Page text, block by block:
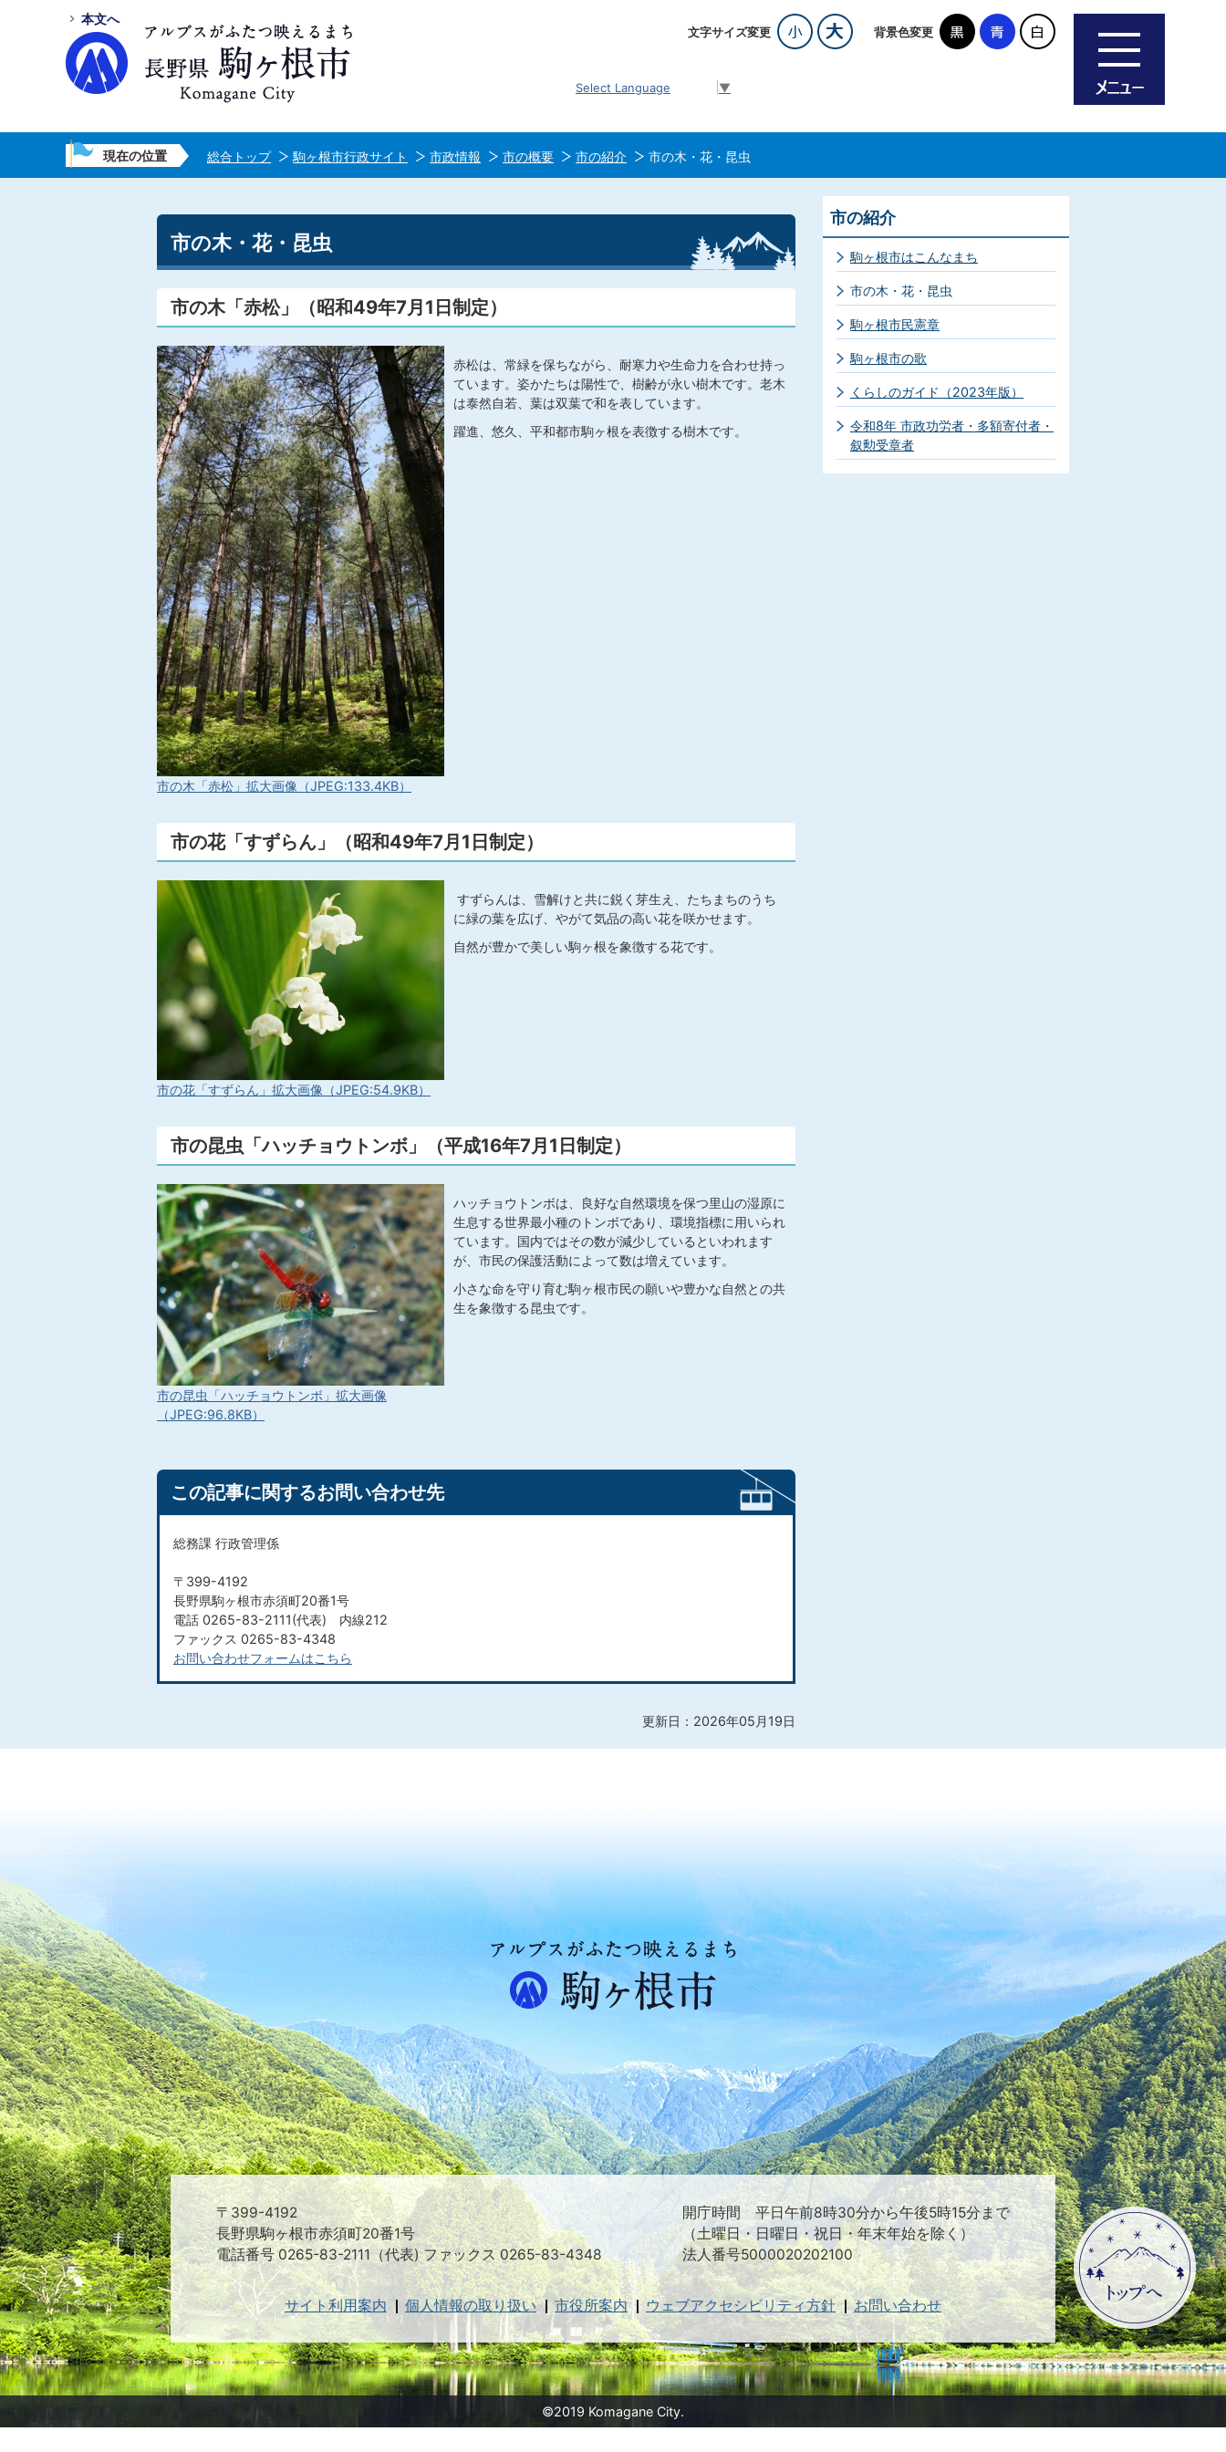
本文へ
文字サイズ変更 背景色変更
Select Language ▼
現在の位置 総合トップ 駒ヶ根市行政サイト 市政情報 市の概要 市の紹介 市の木・花・昆虫
市の木・花・昆虫
市の木「赤松」（昭和49年7月1日制定）
市の木「赤松」拡大画像（JPEG:133.4KB）
赤松は、常緑を保ちながら、耐寒力や生命力を合わせ持っ
ています。姿かたちは陽性で、樹齢が永い樹木です。老木
は泰然自若、葉は双葉で和を表しています。
躍進、悠久、平和都市駒ヶ根を表徴する樹木です。
市の花「すずらん」（昭和49年7月1日制定）
市の花「すずらん」拡大画像（JPEG:54.9KB）
すずらんは、雪解けと共に鋭く芽生え、たちまちのうち
に緑の葉を広げ、やがて気品の高い花を咲かせます。
自然が豊かで美しい駒ヶ根を象徴する花です。
市の昆虫「ハッチョウトンボ」（平成16年7月1日制定）
市の昆虫「ハッチョウトンボ」拡大画像
（JPEG:96.8KB）
ハッチョウトンボは、良好な自然環境を保つ里山の湿原に
生息する世界最小種のトンボであり、環境指標に用いられ
ています。国内ではその数が減少しているといわれます
が、市民の保護活動によって数は増えています。
小さな命を守り育む駒ヶ根市民の願いや豊かな自然との共
生を象徴する昆虫です。
この記事に関するお問い合わせ先
総務課 行政管理係
〒399-4192
長野県駒ヶ根市赤須町20番1号
電話 0265-83-2111(代表) 内線212
ファックス 0265-83-4348
お問い合わせフォームはこちら
更新日：2026年05月19日
市の紹介
駒ヶ根市はこんなまち
市の木・花・昆虫
駒ヶ根市民憲章
駒ヶ根市の歌
くらしのガイド（2023年版）
令和8年 市政功労者・多額寄付者・
叙勲受章者
ア
ル
た
つ
映
え
る
ま
ち
駒
ヶ
根
市
〒399-4192
長野県駒ヶ根市赤須町20番1号
電話番号 0265-83-2111（代表) ファックス 0265-83-4348
開庁時間 平日午前8時30分から午後5時15分まで
（土曜日・日曜日・祝日・年末年始を除く）
法人番号5000020202100
サイト利用案内 個人情報の取り扱い 市役所案内 ウェブアクセシビリティ方針 お問い合わせ
©2019 Komagane City.